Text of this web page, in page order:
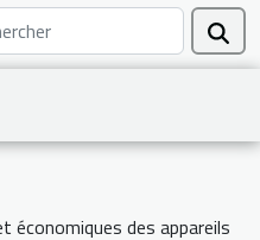
économiques des appareils